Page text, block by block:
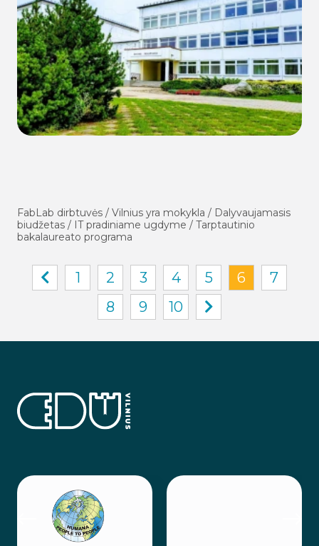
FabLab dirbtuvės / Vilnius yra mokykla / Dalyvaujamasis
biudžetas / IT pradiniame ugdyme / Tarptautinio
bakalaureato programa
1 2 3 4 5 6
7
8
9 10